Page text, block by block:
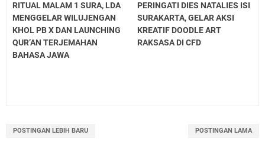
RITUAL MALAM 1 SURA, LDA
MENGGELAR WILUJENGAN
KHOL PB X DAN LAUNCHING
QUR’AN TERJEMAHAN
BAHASA JAWA
PERINGATI DIES NATALIES ISI
SURAKARTA, GELAR AKSI
KREATIF DOODLE ART
RAKSASA DI CFD
POSTINGAN LEBIH BARU POSTINGAN LAMA